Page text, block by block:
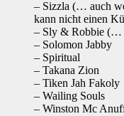
– Sizzla (… auch
kann nicht einen
– Sly & Robbie (…
– Solomon Jabby
– Spiritual
– Takana Zion
– Tiken Jah Fakoly
– Wailing Souls
– Winston Mc